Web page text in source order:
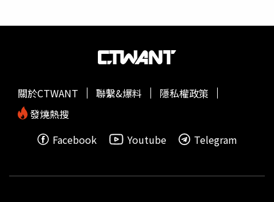
個小組的人看了全都嚇壞。鮑爾和他的團隊也決定將其中一
碰面，之後再由事先安排好的便衣刑警來幫助鮑爾脫困。事
後，捕狼小組也將蒐集到的資訊整理好後交給FBI，希望政
府能對此事更加重視。
關於CTWANT 聯繫&爆料
隱私權政策
發燒熱搜
Facebook
Youtube Telegram